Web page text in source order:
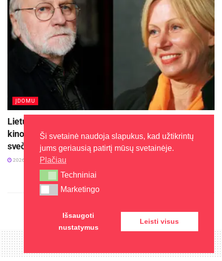
ĮDOMU
Lietuvos kino legenda režisierius Algimantas Puipa ir
kino režisierė Janina Lapinskaitė dar šią vasarą
svečiuosis Zarasuose
2026-08-04
Ši svetainė naudoja slapukus, kad užtikrintų
jums geriausią patirtį mūsų svetainėje.
Plačiau
Techniniai
Techniniai
Marketingo
Marketingo
Išsaugoti
nustatymus
Leisti visus